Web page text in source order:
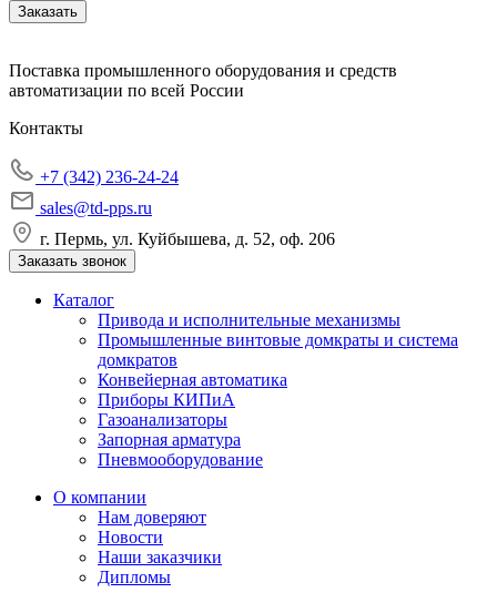
Заказать
Поставка промышленного оборудования и средств
автоматизации по всей России
Контакты
+7 (342) 236-24-24
sales@td-pps.ru
г. Пермь, ул. Куйбышева, д. 52, оф. 206
Заказать звонок
Каталог
Привода и исполнительные механизмы
Промышленные винтовые домкраты и система
домкратов
Конвейерная автоматика
Приборы КИПиА
Газоанализаторы
Запорная арматура
Пневмооборудование
О компании
Нам доверяют
Новости
Наши заказчики
Дипломы